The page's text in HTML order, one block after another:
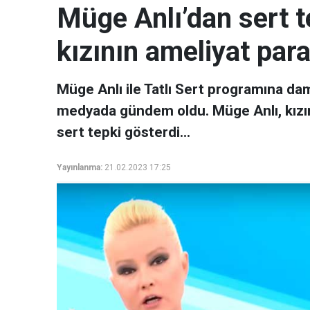
Müge Anlı’dan sert
kızının ameliyat
Müge Anlı ile Tatlı Sert programına
medyada gündem oldu. Müge Anlı,
sert tepki gösterdi…
Yayınlanma: 21.02.2023 17:25